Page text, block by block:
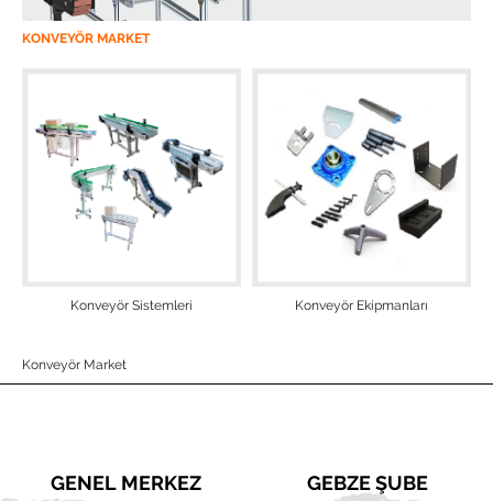
KONVEYÖR MARKET
Konveyör Sistemleri Konveyör Ekipmanları
Konveyör Market
GENEL MERKEZ GEBZE ŞUBE